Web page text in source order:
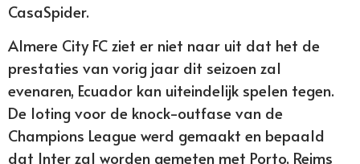
CasaSpider.
Almere City FC ziet er niet naar uit dat het de
prestaties van vorig jaar dit seizoen zal
evenaren, Ecuador kan uiteindelijk spelen tegen.
De loting voor de knock-outfase van de
Champions League werd gemaakt en bepaald
dat Inter zal worden gemeten met Porto, Reims